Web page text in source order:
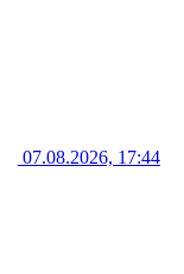
07.08.2026, 17:44